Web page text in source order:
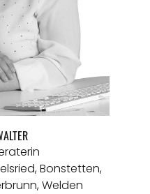
Bonstetten,
Welden